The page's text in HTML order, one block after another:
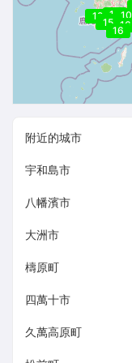
15
10 16
10
12 10
16
附近的城市
宇和島市
八幡濱市
大洲市
檮原町
四萬十市
久萬高原町